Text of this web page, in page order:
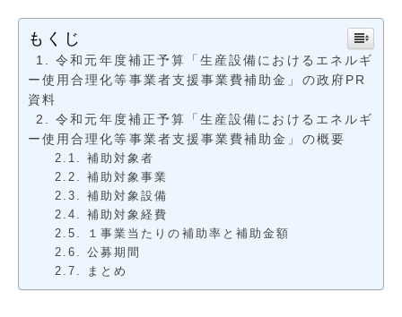
もくじ
令和元年度補正予算「生産設備におけるエネルギ
ー使用合理化等事業者支援事業費補助金」の政府PR
資料
令和元年度補正予算「生産設備におけるエネルギ
ー使用合理化等事業者支援事業費補助金」の概要
補助対象者
補助対象事業
補助対象設備
補助対象経費
１事業当たりの補助率と補助金額
公募期間
まとめ